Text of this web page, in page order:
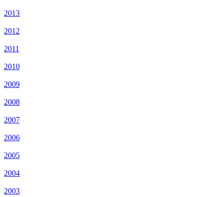
2013
2012
2011
2010
2009
2008
2007
2006
2005
2004
2003